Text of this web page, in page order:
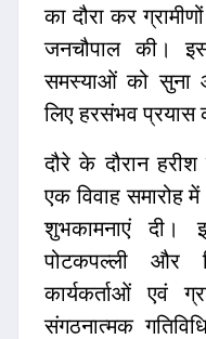
का दौरा कर
जनचौपाल की। इस
समस्याओं को सुना
लिए हरसंभव प्रयास
दौरे के दौरान
एक विवाह समारोह
शुभकामनाएं दी।
पोटकपल्ली और
कार्यकर्ताओं एवं
संगठनात्मक